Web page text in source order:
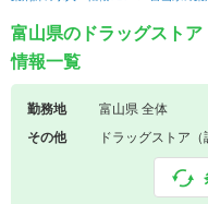
富山県のドラッグスト
情報一覧
勤務地
富山県 全体
その他
ドラッグストア（